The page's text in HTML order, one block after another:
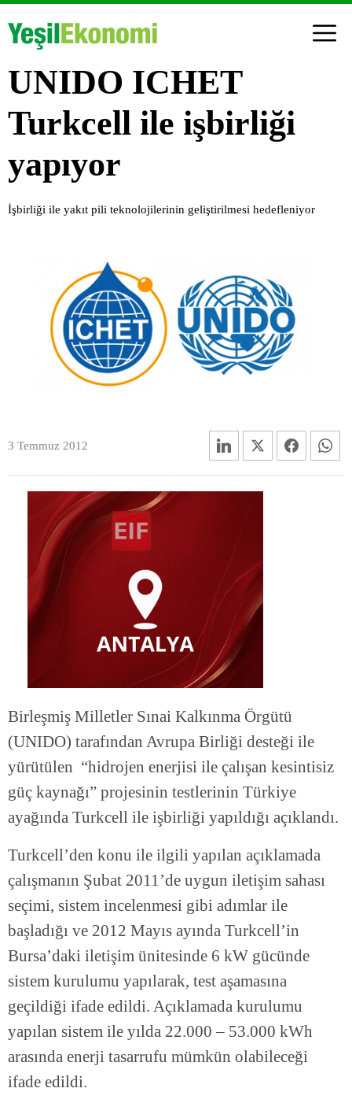
UNIDO ICHET
Turkcell ile işbirliği
yapıyor
İşbirliği ile yakıt pili teknolojilerinin geliştirilmesi hedefleniyor
3 Temmuz 2012
Birleşmiş Milletler Sınai Kalkınma Örgütü
(UNIDO) tarafından Avrupa Birliği desteği ile
yürütülen “hidrojen enerjisi ile çalışan kesintisiz
güç kaynağı” projesinin testlerinin Türkiye
ayağında Turkcell ile işbirliği yapıldığı açıklandı.
Turkcell’den konu ile ilgili yapılan açıklamada
çalışmanın Şubat 2011’de uygun iletişim sahası
seçimi, sistem incelenmesi gibi adımlar ile
başladığı ve 2012 Mayıs ayında Turkcell’in
Bursa’daki iletişim ünitesinde 6 kW gücünde
sistem kurulumu yapılarak, test aşamasına
geçildiği ifade edildi. Açıklamada kurulumu
yapılan sistem ile yılda 22.000 – 53.000 kWh
arasında enerji tasarrufu mümkün olabileceği
ifade edildi.